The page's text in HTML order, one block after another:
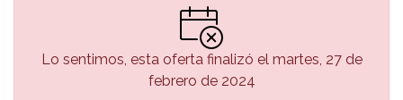
Lo sentimos, esta oferta finalizó el martes, 27 de
febrero de 2024